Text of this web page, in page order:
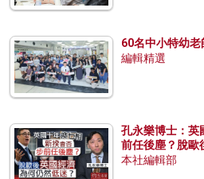
60名中小特幼
編輯精選
孔永樂博士：英
前任後塵？脫歐
本社編輯部